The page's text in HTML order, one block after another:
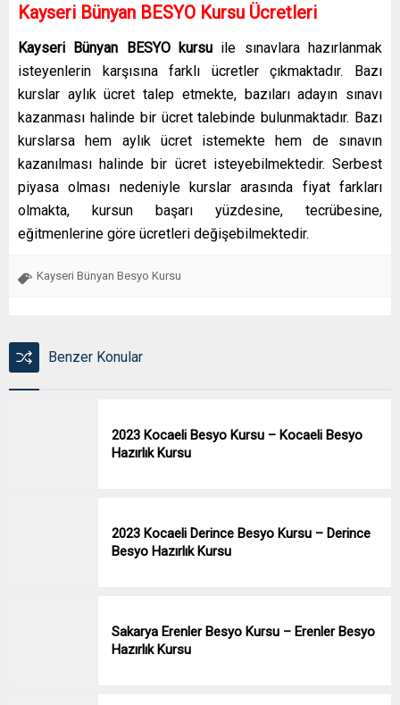
Kayseri Bünyan BESYO Kursu Ücretleri
Kayseri Bünyan BESYO kursu ile sınavlara hazırlanmak
isteyenlerin karşısına farklı ücretler çıkmaktadır. Bazı
kurslar aylık ücret talep etmekte, bazıları adayın sınavı
kazanması halinde bir ücret talebinde bulunmaktadır. Bazı
kurslarsa hem aylık ücret istemekte hem de sınavın
kazanılması halinde bir ücret isteyebilmektedir. Serbest
piyasa olması nedeniyle kurslar arasında fiyat farkları
olmakta, kursun başarı yüzdesine, tecrübesine,
eğitmenlerine göre ücretleri değişebilmektedir.
Kayseri Bünyan Besyo Kursu
Benzer Konular
2023 Kocaeli Besyo Kursu – Kocaeli Besyo
Hazırlık Kursu
2023 Kocaeli Derince Besyo Kursu – Derince
Besyo Hazırlık Kursu
Sakarya Erenler Besyo Kursu – Erenler Besyo
Hazırlık Kursu